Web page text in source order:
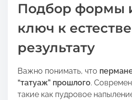
Подбор формы
ключ к
результату
Важно понимать, что
“татуаж” прошлого.
такие как пудровое